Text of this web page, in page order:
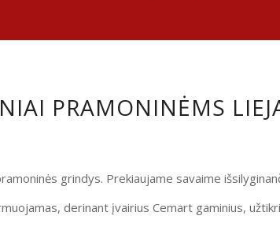
PRAMONINĖMS
grindys. Prekiaujame savaime
derinant įvairius Cemart gaminius,